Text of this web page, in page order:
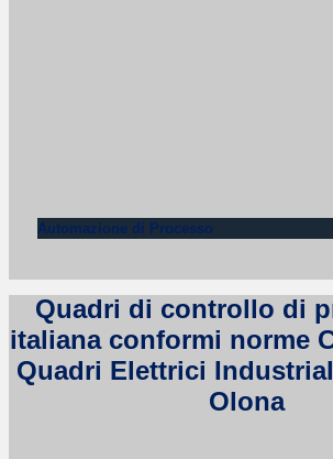
Automazione di Processo
Quadri di controllo di
italiana conformi norme
Quadri Elettrici
Olona